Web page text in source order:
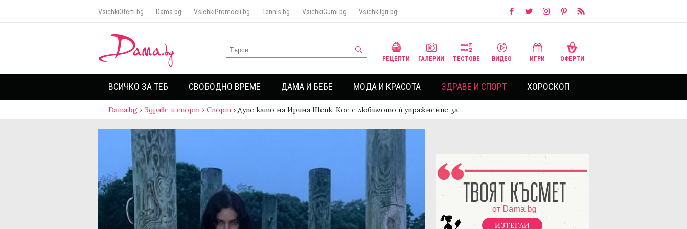
VsichkiOferti.bg Dama.bg VsichkiPromocii.bg Tennis.bg VsichkiGumi.bg VsichkiIgri.bg
РЕЦЕПТИ ГАЛЕРИИ ТЕСТОВЕ ВИДЕО ИГРИ ОФЕРТИ
ВСИЧКО ЗА ТЕБ СВОБОДНО ВРЕМЕ ДАМА И БЕБЕ МОДА И КРАСОТА ЗДРАВЕ И СПОРТ ХОРОСКОП
Dama.bg › Здраве и спорт › Спорт ›Дупе като на Ирина Шейк: Кое е любимото ѝ упражнение за…
ИЗТЕГЛИ